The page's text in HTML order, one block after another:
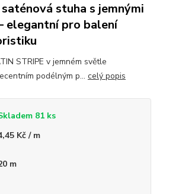
stuha s jemnými
elegantní pro balení
STRIPE v jemném světle
podélným p... celý popis
81 ks
Kč / m
m